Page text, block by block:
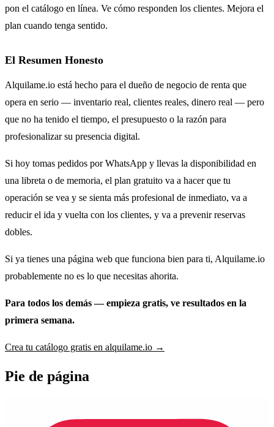
pon el catálogo en línea. Ve cómo responden los clientes. Mejora el
plan cuando tenga sentido.
El Resumen Honesto
Alquilame.io está hecho para el dueño de negocio de renta que
opera en serio — inventario real, clientes reales, dinero real — pero
que no ha tenido el tiempo, el presupuesto o la razón para
profesionalizar su presencia digital.
Si hoy tomas pedidos por WhatsApp y llevas la disponibilidad en
una libreta o de memoria, el plan gratuito va a hacer que tu
operación se vea y se sienta más profesional de inmediato, va a
reducir el ida y vuelta con los clientes, y va a prevenir reservas
dobles.
Si ya tienes una página web que funciona bien para ti, Alquilame.io
probablemente no es lo que necesitas ahorita.
Para todos los demás — empieza gratis, ve resultados en la
primera semana.
Crea tu catálogo gratis en alquilame.io →
Pie de página